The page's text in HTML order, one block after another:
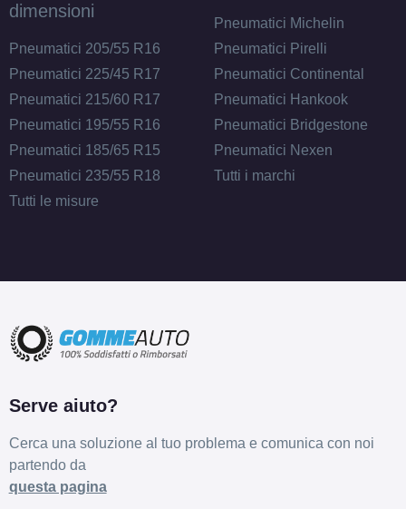
A 70
dimensioni
Pneumatici 205/55 R16
Pneumatici 225/45 R17
Pneumatici 215/60 R17
Pneumatici 195/55 R16
Pneumatici 185/65 R15
Pneumatici 235/55 R18
Tutti le misure
Pneumatici Michelin
Pneumatici Pirelli
Pneumatici Continental
Pneumatici Hankook
Pneumatici Bridgestone
Pneumatici Nexen
Tutti i marchi
Serve aiuto?
Cerca una soluzione al tuo problema e comunica con noi
partendo da
questa pagina